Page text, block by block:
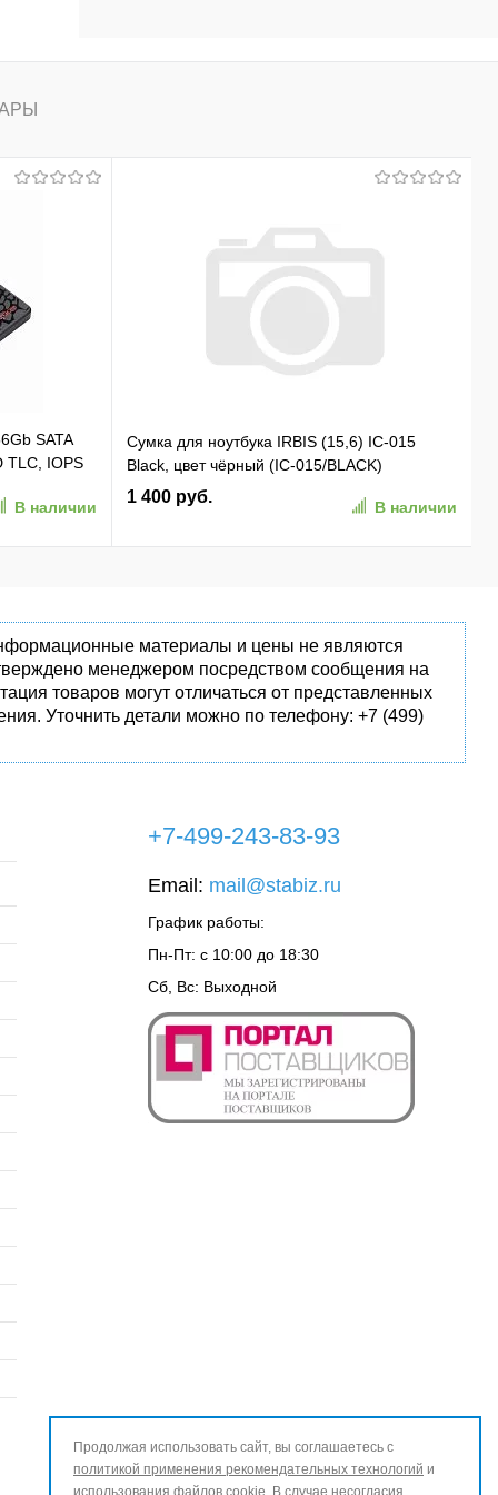
SATA
TLC, IOPS
В наличии
Сумка для ноутбука IRBIS (15,6) IC-015
Black, цвет чёрный (IC-015/BLACK)
1 400 руб.
В наличии
материалы и цены не являются
менеджером посредством сообщения на
товаров могут отличаться от представленных
Уточнить детали можно по телефону: +7 (499)
+7-499-243-83-93
Email: mail@stabiz.ru
График работы:
Пн-Пт: с 10:00 до 18:30
Сб, Вс: Выходной
Продолжая использовать сайт, вы соглашаетесь с
политикой применения рекомендательных технологий и
использования файлов cookie . В случае несогласия